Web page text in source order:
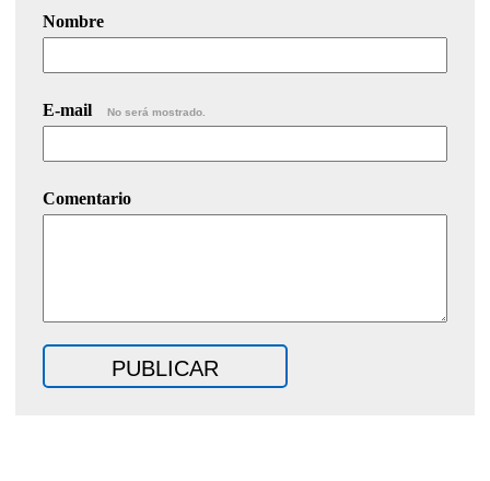
Nombre
E-mail No será mostrado.
Comentario